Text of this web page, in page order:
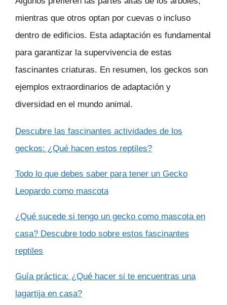
mientras que otros optan por cuevas o incluso
dentro de edificios. Esta adaptación es fundamental
para garantizar la supervivencia de estas
fascinantes criaturas. En resumen, los geckos son
ejemplos extraordinarios de adaptación y
diversidad en el mundo animal.
Descubre las fascinantes actividades de los
geckos: ¿Qué hacen estos reptiles?
Todo lo que debes saber para tener un Gecko
Leopardo como mascota
¿Qué sucede si tengo un gecko como mascota en
casa? Descubre todo sobre estos fascinantes
reptiles
Guía práctica: ¿Qué hacer si te encuentras una
lagartija en casa?